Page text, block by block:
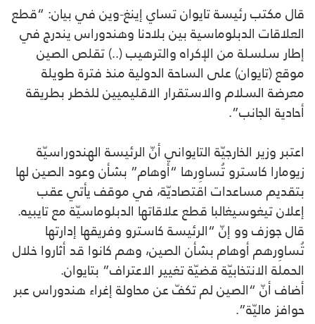
قال مكتب رئيسة تايوان تساي إينغ-وين في بيان: “قطع
العلاقات الدبلوماسية بين بلادنا وهندوراس يندرج في
إطار سلسلة من الإكراه والترهيب (..) تقلص الصين
موقع (تايوان) على الساحة الدولية منذ فترة طويلة
معرضة السلام والاستقرار الاقليميين للخطر بطريقة
أحادية الجانب”.
اعتبر وزير الخارجيّة التايواني أنّ الرئيسة الهندوراسيّة
زيومارا كاسترو تُساوِرها “أوهام” بشأن وعود الصين لها
بتقديم مساعدات اقتصاديّة، في موقف يأتي عقب
إعلان تيغوسيغالبا قطع علاقاتها الدبلوماسيّة مع تايبيه.
قال جوزف وو إنّ “الرئيسة كاسترو وفريقها إدارتها
تُساوِرهم أوهام بشأن الصين، وهم كانوا قد أثاروا خلال
الحملة الانتخابيّة قضيّة تغيير الاعتراف” بتايوان.
أضاف أنّ “الصين لم تكفّ عن محاولة إغراء هندوراس عبر
حوافز ماليّة”.